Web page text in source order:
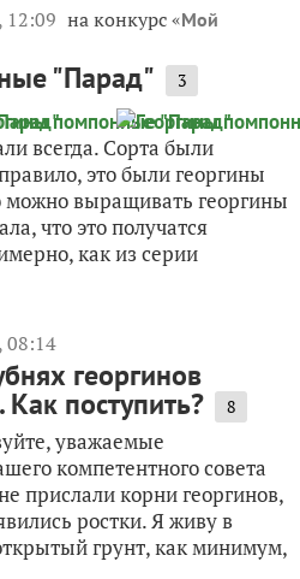
12:09 на конкурс «Мой
"Парад" 3
всегда. Сорта были
это были георгины
можно выращивать георгины
что это получатся
как из серии
08:14
георгинов
Как поступить? 8
уважаемые
компетентного совета
прислали корни георгинов,
ростки. Я живу в
грунт, как минимум,